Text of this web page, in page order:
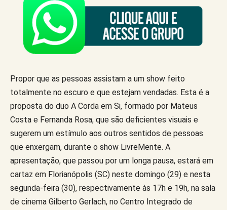
Propor que as pessoas assistam a um show feito
totalmente no escuro e que estejam vendadas. Esta é a
proposta do duo A Corda em Si, formado por Mateus
Costa e Fernanda Rosa, que são deficientes visuais e
sugerem um estímulo aos outros sentidos de pessoas
que enxergam, durante o show LivreMente. A
apresentação, que passou por um longa pausa, estará em
cartaz em Florianópolis (SC) neste domingo (29) e nesta
segunda-feira (30), respectivamente às 17h e 19h, na sala
de cinema Gilberto Gerlach, no Centro Integrado de